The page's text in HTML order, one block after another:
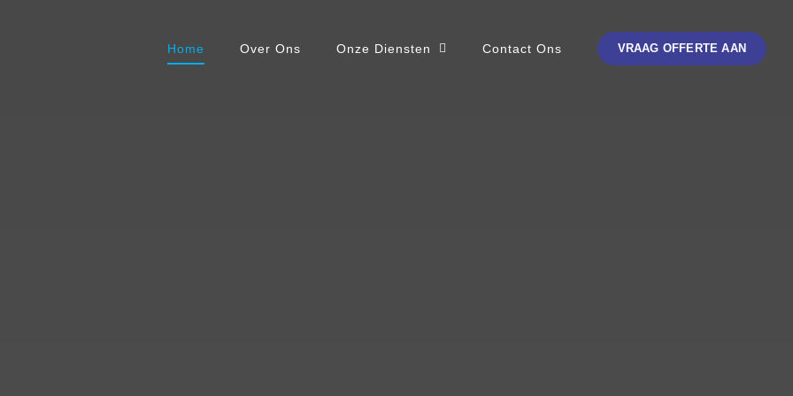
Home Over Ons Onze Diensten Contact Ons VRAAG OFFERTE AAN